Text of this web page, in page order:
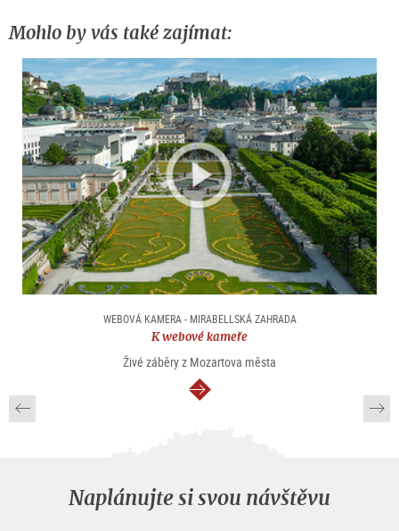
Mohlo by vás také zajímat:
WEBOVÁ KAMERA - MIRABELLSKÁ ZAHRADA
K webové kameře
Živé záběry z Mozartova města
continue
Naplánujte si svou návštěvu